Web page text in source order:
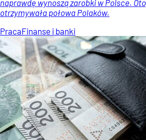
naprawdę wynoszą zarobki w Polsce.
otrzymywała połowa Polaków.
PracaFinanse i banki